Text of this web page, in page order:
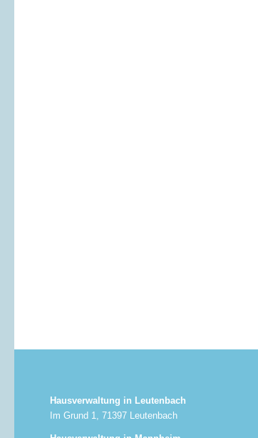
Hausverwaltung in Leutenbach
Im Grund 1, 71397 Leutenbach